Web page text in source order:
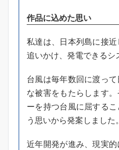
作品に込めた思い
私達は、⽇本列島に接
追いかけ、発電できるシ
台風は毎年数回に渡っ
な被害をもたらします
ーを持つ台風に屈する
う思いから発案しました。
近年開発が進み、現実